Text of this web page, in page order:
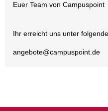
Euer Team von Campuspoint
Ihr erreicht uns unter
angebote@campuspoint.de